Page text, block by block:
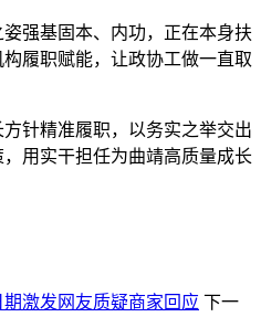
强基固本、内功，正在本身扶
履职赋能，让政协工做一直取
精准履职，以务实之举交出
用实干担任为曲靖高质量成长
激发网友质疑商家回应 下一